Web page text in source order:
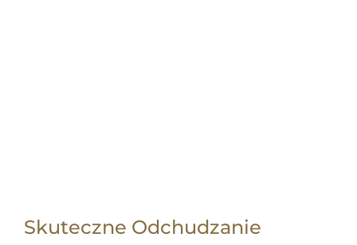
Skuteczne Odchudzanie